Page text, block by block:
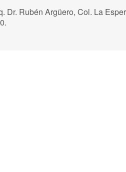
Dr. Rubén Argüero, Col. La